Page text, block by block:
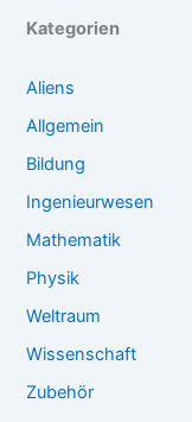
Kategorien
Aliens
Allgemein
Bildung
Ingenieurwesen
Mathematik
Physik
Weltraum
Wissenschaft
Zubehör